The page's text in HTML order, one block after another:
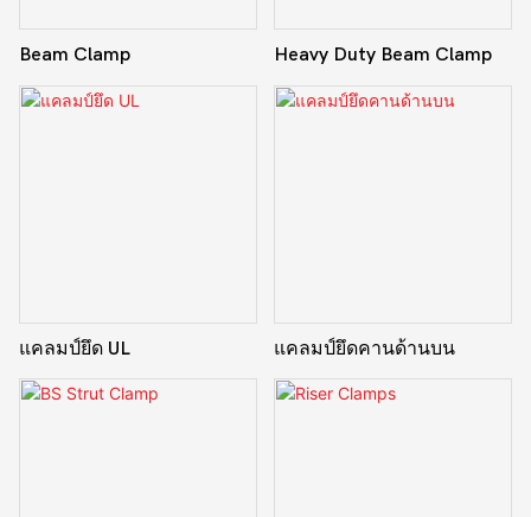
Beam Clamp Heavy Duty Beam Clamp
แคลมป์ยึด UL แคลมป์ยึดคานด้านบน